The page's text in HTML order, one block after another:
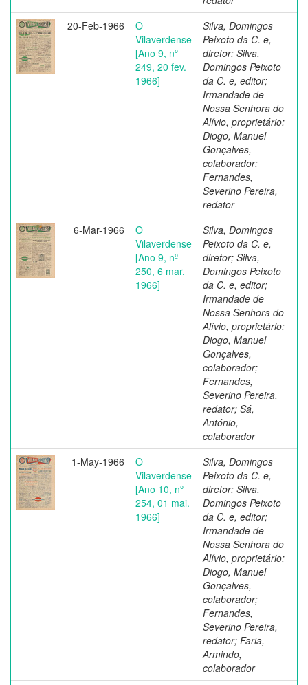
20-Feb-1966
O
Vilaverdense
[Ano 9, nº
249, 20 fev.
1966]
Silva, Domingos
Peixoto da C. e,
diretor; Silva,
Domingos Peixoto
da C. e, editor;
Irmandade de
Nossa Senhora do
Alívio, proprietário;
Diogo, Manuel
Gonçalves,
colaborador;
Fernandes,
Severino Pereira,
redator
6-Mar-1966
O
Vilaverdense
[Ano 9, nº
250, 6 mar.
1966]
Silva, Domingos
Peixoto da C. e,
diretor; Silva,
Domingos Peixoto
da C. e, editor;
Irmandade de
Nossa Senhora do
Alívio, proprietário;
Diogo, Manuel
Gonçalves,
colaborador;
Fernandes,
Severino Pereira,
redator; Sá,
António,
colaborador
1-May-1966
O
Vilaverdense
[Ano 10, nº
254, 01 mai.
1966]
Silva, Domingos
Peixoto da C. e,
diretor; Silva,
Domingos Peixoto
da C. e, editor;
Irmandade de
Nossa Senhora do
Alívio, proprietário;
Diogo, Manuel
Gonçalves,
colaborador;
Fernandes,
Severino Pereira,
redator; Faria,
Armindo,
colaborador